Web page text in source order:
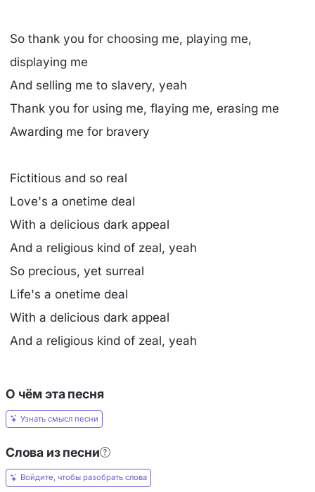
So thank you for choosing me, playing me,
displaying me
And selling me to slavery, yeah
Thank you for using me, flaying me, erasing me
Awarding me for bravery
Fictitious and so real
Love's a onetime deal
With a delicious dark appeal
And a religious kind of zeal, yeah
So precious, yet surreal
Life's a onetime deal
With a delicious dark appeal
And a religious kind of zeal, yeah
О чём эта песня
Узнать смысл песни
Слова из песни
Войдите, чтобы разобрать слова